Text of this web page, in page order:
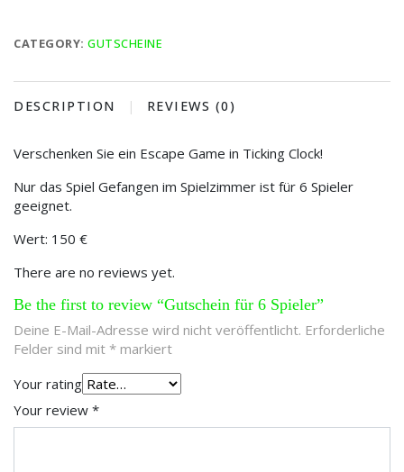
quantity
CATEGORY: GUTSCHEINE
DESCRIPTION REVIEWS (0)
Verschenken Sie ein Escape Game in Ticking Clock!
Nur das Spiel Gefangen im Spielzimmer ist für 6 Spieler
geeignet.
Wert: 150 €
There are no reviews yet.
Be the first to review “Gutschein für 6 Spieler”
Deine E-Mail-Adresse wird nicht veröffentlicht. Erforderliche
Felder sind mit * markiert
Your rating
Your review *